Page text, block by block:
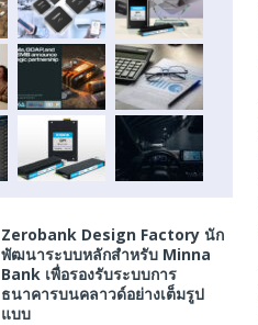
Zerobank Design Factory นัก
พัฒนาระบบหลักสำหรับ Minna
Bank เพื่อรองรับระบบการ
ธนาคารบนคลาวด์อย่างเต็มรูป
แบบ